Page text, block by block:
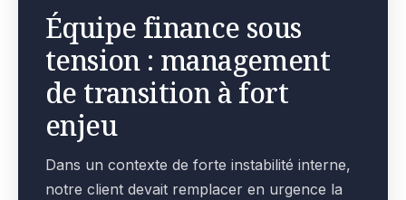
Équipe finance sous
tension : management
de transition à fort
enjeu
Dans un contexte de forte instabilité interne,
notre client devait remplacer en urgence la